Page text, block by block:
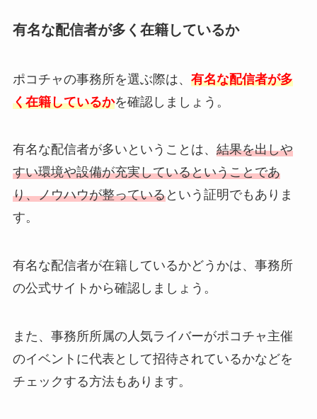
有名な配信者が多く在籍しているか
ポコチャの事務所を選ぶ際は、 有名な配信者が多
く在籍しているかを確認しましょう。
有名な配信者が多いということは、 結果を出しや
すい環境や設備が充実しているということであ
り、ノウハウが整っているという証明でもありま
す。
有名な配信者が在籍しているかどうかは、事務所
の公式サイトから確認しましょう。
また、事務所所属の人気ライバーがポコチャ主催
のイベントに代表として招待されているかなどを
チェックする方法もあります。